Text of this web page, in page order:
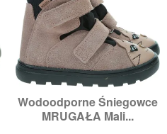
Wodoodporne Śniegowce
MRUGAŁA Mali...